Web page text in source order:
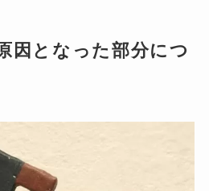
因となった部分につ